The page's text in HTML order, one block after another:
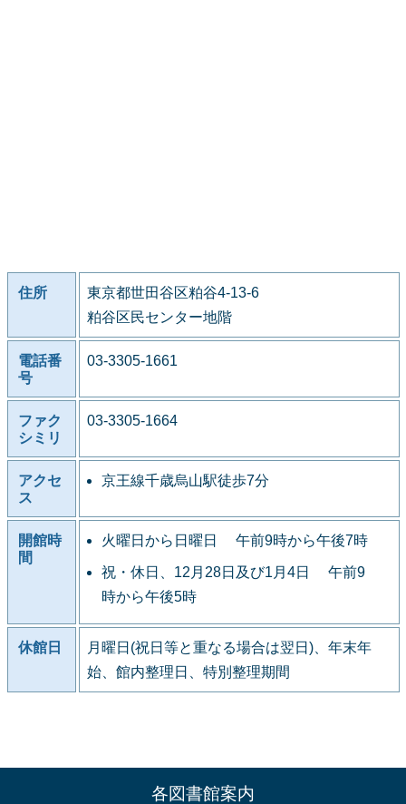
住所
東京都世田谷区粕谷4-13-6
粕谷区民センター地階
電話番
号
03-3305-1661
ファク
シミリ
03-3305-1664
アクセ
ス
京王線千歳烏山駅徒歩7分
開館時
間
火曜日から日曜日 午前9時から午後7時
祝・休日、12月28日及び1月4日 午前9
時から午後5時
休館日
月曜日(祝日等と重なる場合は翌日)、年末年
始、館内整理日、特別整理期間
各図書館案内